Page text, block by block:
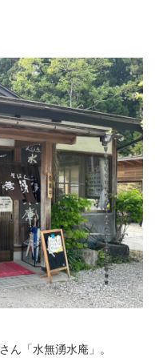
ん「水無湧水庵」。